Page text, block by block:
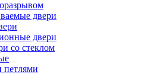
двери
двери
со стеклом